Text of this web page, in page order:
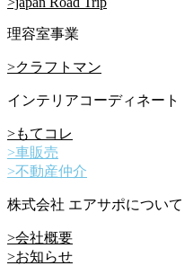
理容室事業
>クラフトマン
インテリアコーディネート
>もてコレ
>車販売
>不動産仲介
株式会社 エアサポについて
>会社概要
>お知らせ